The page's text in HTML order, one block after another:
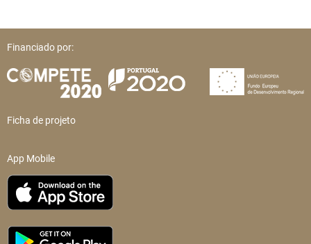
Financiado por:
Ficha de projeto
App Mobile